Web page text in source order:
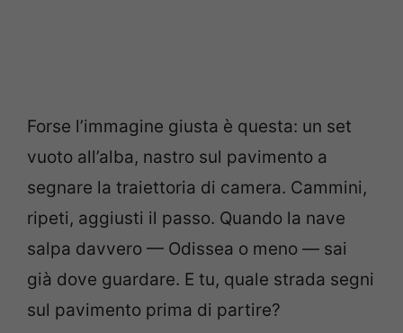
Forse l’immagine giusta è questa: un set
vuoto all’alba, nastro sul pavimento a
segnare la traiettoria di camera. Cammini,
ripeti, aggiusti il passo. Quando la nave
salpa davvero — Odissea o meno — sai
già dove guardare. E tu, quale strada segni
sul pavimento prima di partire?